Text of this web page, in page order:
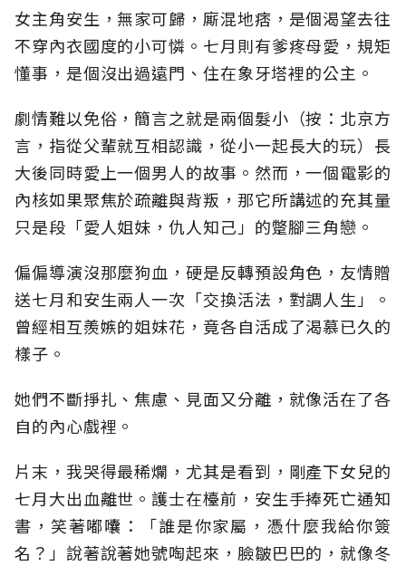
女主角安生，無家可歸，廝混地痞，是個渴望去往
不穿內衣國度的小可憐。七月則有爹疼母愛，規矩
懂事，是個沒出過遠門、住在象牙塔裡的公主。
劇情難以免俗，簡言之就是兩個髮小（按：北京方
言，指從父輩就互相認識，從小一起長大的玩）長
大後同時愛上一個男人的故事。然而，一個電影的
內核如果聚焦於疏離與背叛，那它所講述的充其量
只是段「愛人姐妹，仇人知己」的蹩腳三角戀。
偏偏導演沒那麼狗血，硬是反轉預設角色，友情贈
送七月和安生兩人一次「交換活法，對調人生」。
曾經相互羨嫉的姐妹花，竟各自活成了渴慕已久的
樣子。
她們不斷掙扎、焦慮、見面又分離，就像活在了各
自的內心戲裡。
片末，我哭得最稀爛，尤其是看到，剛產下女兒的
七月大出血離世。護士在檯前，安生手捧死亡通知
書，笑著嘟囔：「誰是你家屬，憑什麼我給你簽
名？」說著說著她號啕起來，臉皺巴巴的，就像冬